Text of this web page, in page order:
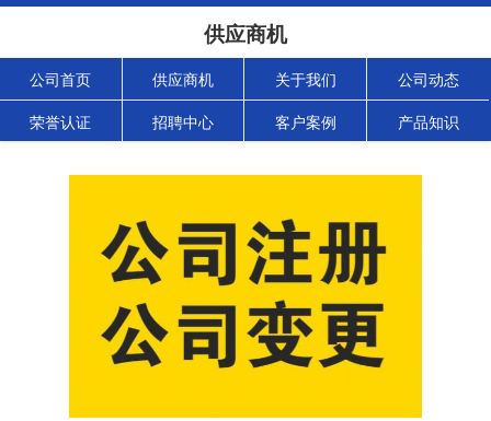
供应商机
公司首页 供应商机 关于我们 公司动态
荣誉认证 招聘中心 客户案例 产品知识